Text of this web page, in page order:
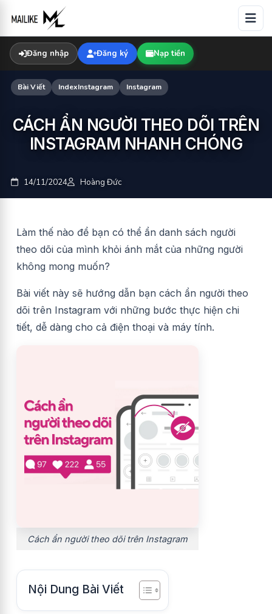
content
Đăng nhập Đăng ký Nạp tiền
Bài Viết IndexInstagram Instagram
CÁCH ẨN NGƯỜI THEO DÕI TRÊN
INSTAGRAM NHANH CHÓNG
14/11/2024 Hoàng Đức
Làm thế nào để bạn có thể ẩn danh sách người
theo dõi của mình khỏi ánh mắt của những người
không mong muốn?
Bài viết này sẽ hướng dẫn bạn cách ẩn người theo
dõi trên Instagram với những bước thực hiện chi
tiết, dễ dàng cho cả điện thoại và máy tính.
Cách ẩn người theo dõi trên Instagram
Nội Dung Bài Viết